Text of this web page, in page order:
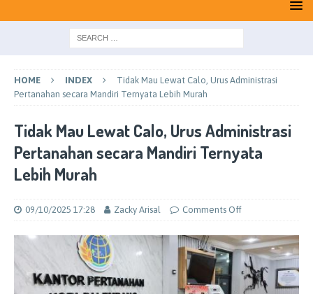
HOME INDEX
Tidak Mau Lewat Calo, Urus Administrasi
Pertanahan secara Mandiri Ternyata Lebih Murah
Tidak Mau Lewat Calo, Urus Administrasi
Pertanahan secara Mandiri Ternyata
Lebih Murah
09/10/2025 17:28 Zacky Arisal Comments Off